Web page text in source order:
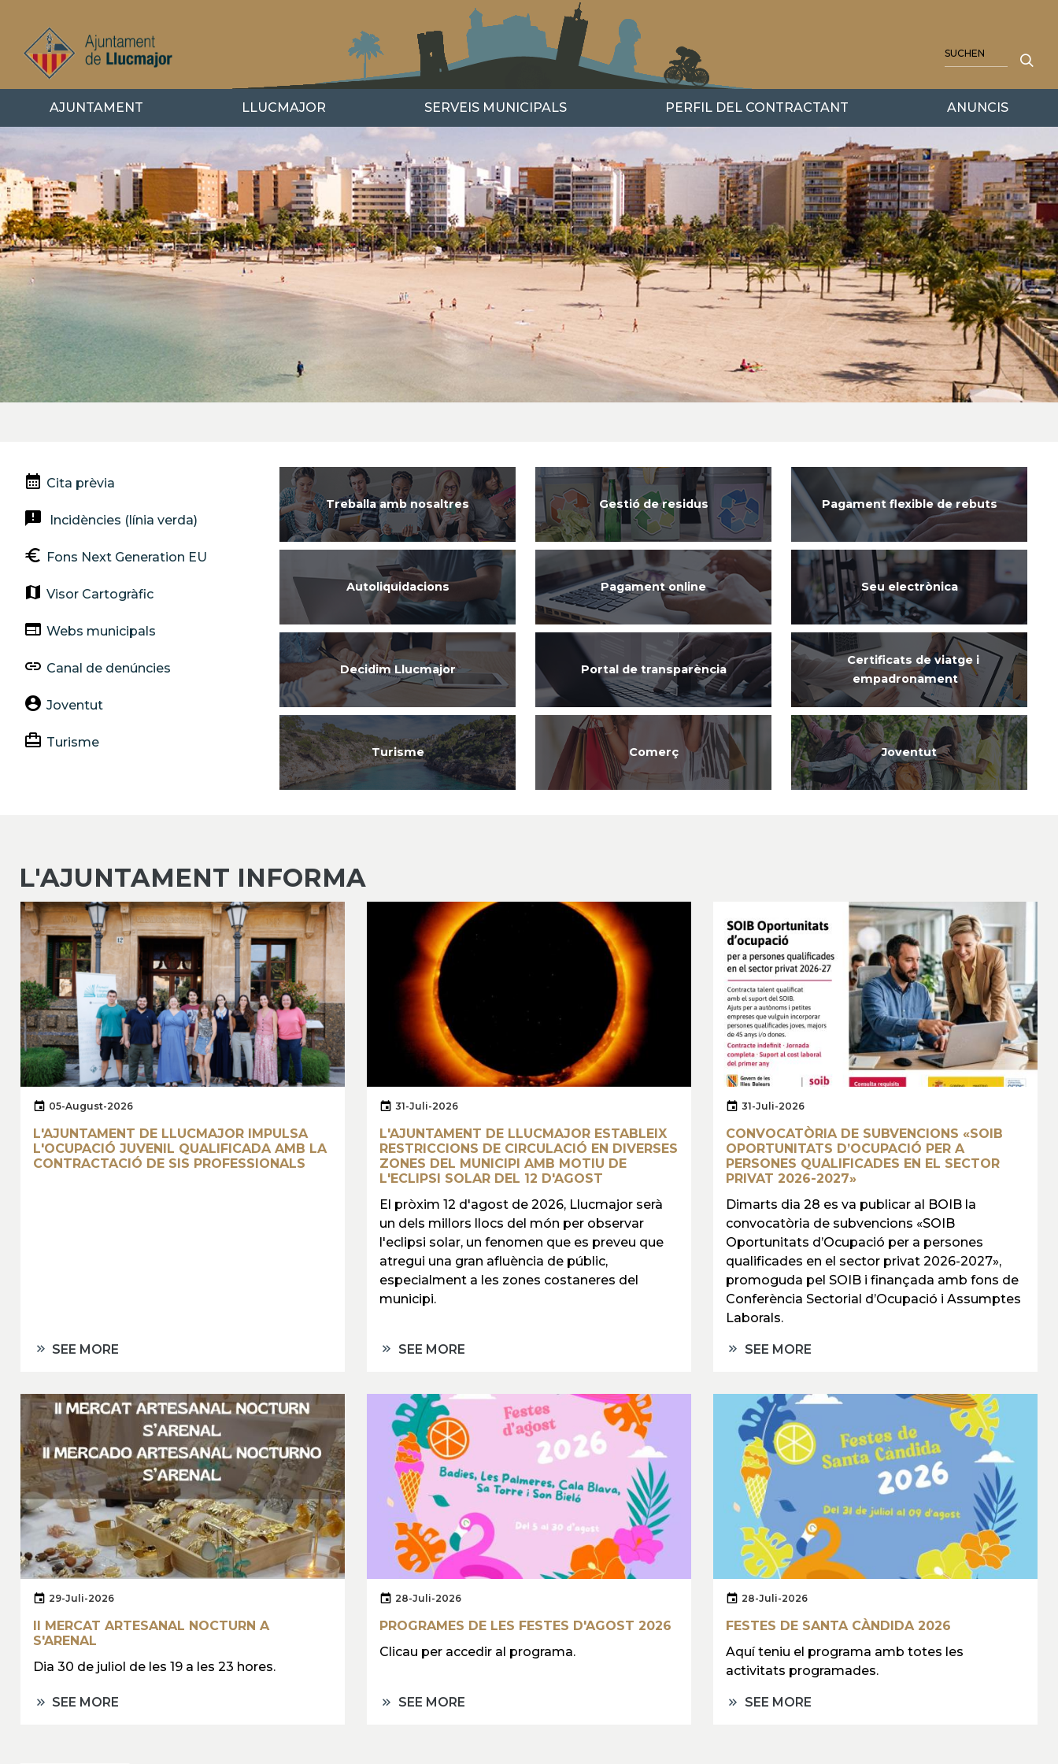
Inhalt
AJUNTAMENT LLUCMAJOR SERVEIS MUNICIPALS PERFIL DEL CONTRACTANT ANUNCIS
calendar_month Cita prèvia
announcement Incidències (línia verda)
euro Fons Next Generation EU
map Visor Cartogràfic
web Webs municipals
link Canal de denúncies
account_circle Joventut
card_travel Turisme
Treballa amb nosaltres Gestió de residus Pagament flexible de rebuts
Autoliquidacions Pagament online Seu electrònica
Decidim Llucmajor Portal de transparència
Certificats de viatge i
empadronament
Turisme Comerç Joventut
L'AJUNTAMENT INFORMA
05-August-2026
L'AJUNTAMENT DE LLUCMAJOR IMPULSA
L'OCUPACIÓ JUVENIL QUALIFICADA AMB LA
CONTRACTACIÓ DE SIS PROFESSIONALS
SEE MORE
31-Juli-2026
L'AJUNTAMENT DE LLUCMAJOR ESTABLEIX
RESTRICCIONS DE CIRCULACIÓ EN DIVERSES
ZONES DEL MUNICIPI AMB MOTIU DE
L'ECLIPSI SOLAR DEL 12 D'AGOST
El pròxim 12 d'agost de 2026, Llucmajor serà
un dels millors llocs del món per observar
l'eclipsi solar, un fenomen que es preveu que
atregui una gran afluència de públic,
especialment a les zones costaneres del
municipi.
SEE MORE
31-Juli-2026
CONVOCATÒRIA DE SUBVENCIONS «SOIB
OPORTUNITATS D’OCUPACIÓ PER A
PERSONES QUALIFICADES EN EL SECTOR
PRIVAT 2026-2027»
Dimarts dia 28 es va publicar al BOIB la
convocatòria de subvencions «SOIB
Oportunitats d’Ocupació per a persones
qualificades en el sector privat 2026-2027»,
promoguda pel SOIB i finançada amb fons de
Conferència Sectorial d’Ocupació i Assumptes
Laborals.
SEE MORE
29-Juli-2026
II MERCAT ARTESANAL NOCTURN A
S'ARENAL
Dia 30 de juliol de les 19 a les 23 hores.
SEE MORE
28-Juli-2026
PROGRAMES DE LES FESTES D'AGOST 2026
Clicau per accedir al programa.
SEE MORE
28-Juli-2026
FESTES DE SANTA CÀNDIDA 2026
Aquí teniu el programa amb totes les
activitats programades.
SEE MORE